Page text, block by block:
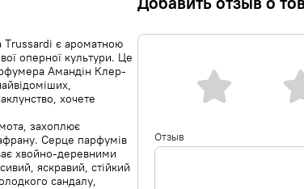
Trussardi є ароматною
оперної культури. Це
Амандін Клер-
хочете
захоплює
Серце парфумів
хвойно-деревними
яскравий, стійкий
сандалу,
Отзыв